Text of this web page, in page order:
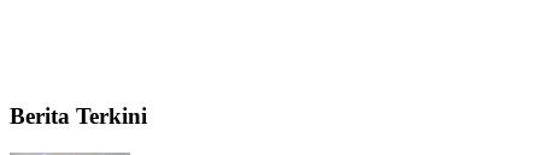
Berita Terkini